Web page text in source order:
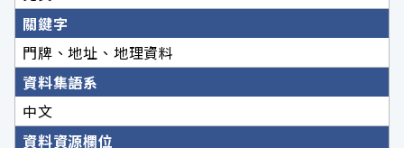
關鍵字
門牌、地址、地理資料
資料集語系
中文
資料資源欄位